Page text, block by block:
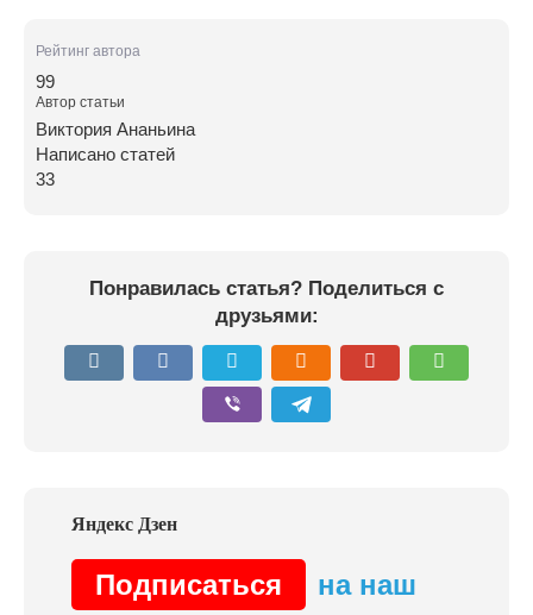
Рейтинг автора
99
Автор статьи
Виктория Ананьина
Написано статей
33
Понравилась статья? Поделиться с
друзьями:
Подписаться
на наш